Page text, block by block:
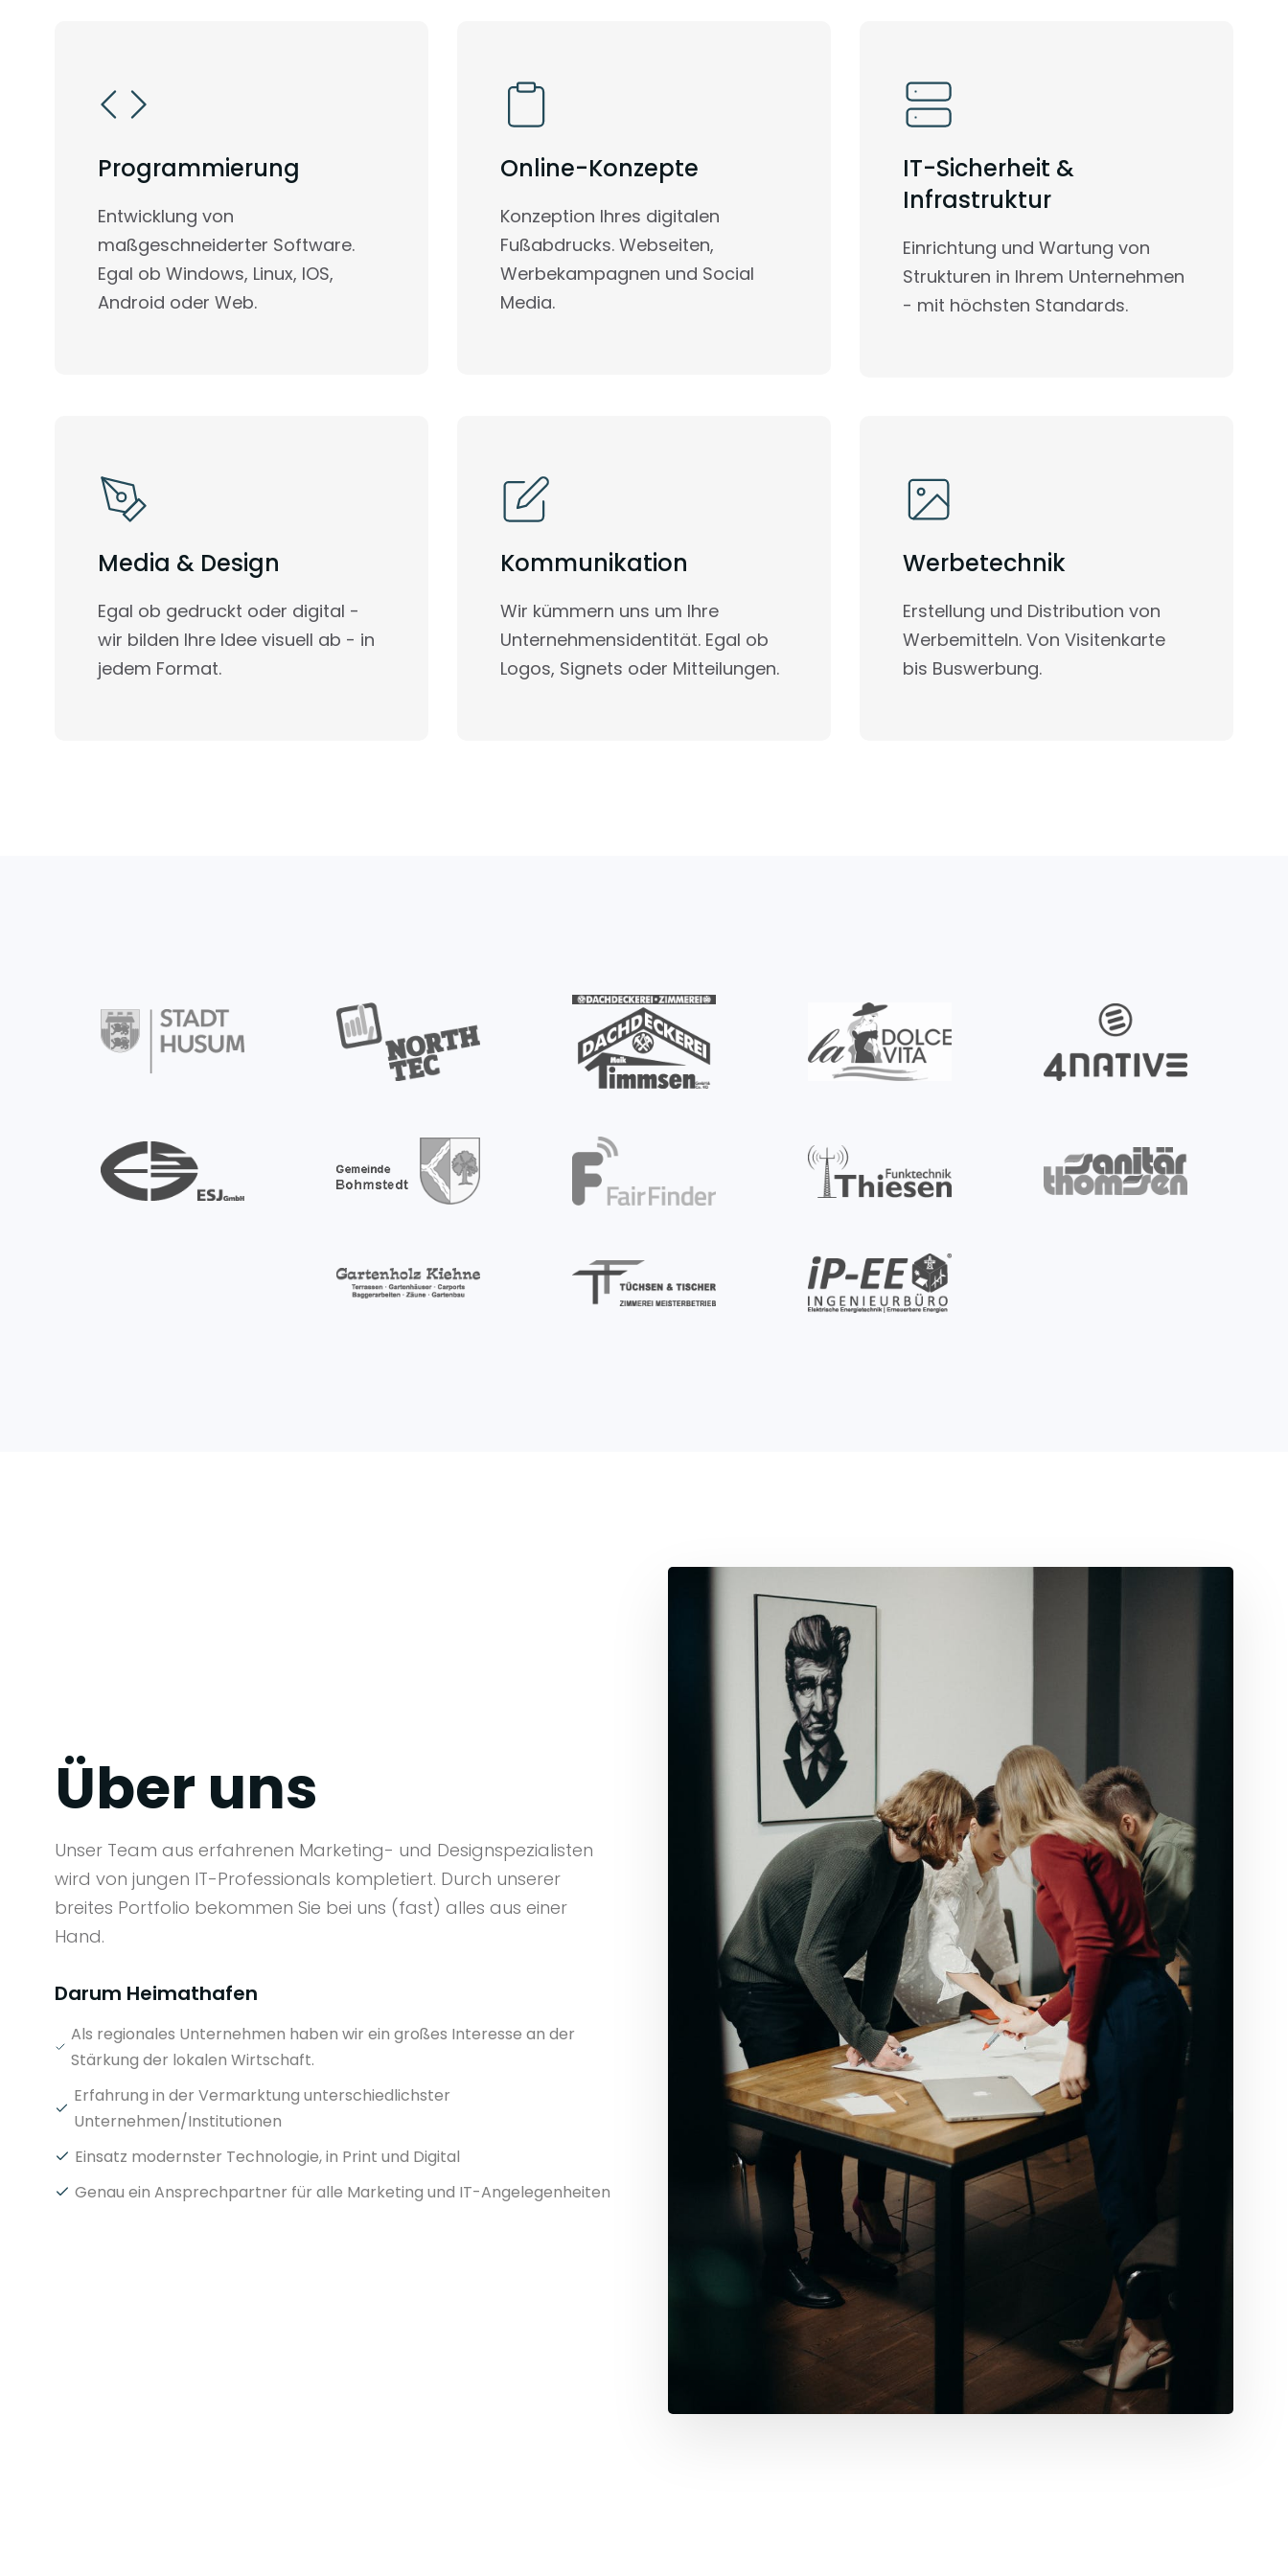
Programmierung
Entwicklung von
maßgeschneiderter Software.
Egal ob Windows, Linux, IOS,
Android oder Web.
Online-Konzepte
Konzeption Ihres digitalen
Fußabdrucks. Webseiten,
Werbekampagnen und Social
Media.
IT-Sicherheit &
Infrastruktur
Einrichtung und Wartung von
Strukturen in Ihrem Unternehmen
- mit höchsten Standards.
Media & Design
Egal ob gedruckt oder digital -
wir bilden Ihre Idee visuell ab - in
jedem Format.
Kommunikation
Wir kümmern uns um Ihre
Unternehmensidentität. Egal ob
Logos, Signets oder Mitteilungen.
Werbetechnik
Erstellung und Distribution von
Werbemitteln. Von Visitenkarte
bis Buswerbung.
Über uns
Unser Team aus erfahrenen Marketing- und Designspezialisten
wird von jungen IT-Professionals kompletiert. Durch unserer
breites Portfolio bekommen Sie bei uns (fast) alles aus einer
Hand.
Darum Heimathafen
Als regionales Unternehmen haben wir ein großes Interesse an der
Stärkung der lokalen Wirtschaft.
Erfahrung in der Vermarktung unterschiedlichster
Unternehmen/Institutionen
Einsatz modernster Technologie, in Print und Digital
Genau ein Ansprechpartner für alle Marketing und IT-Angelegenheiten